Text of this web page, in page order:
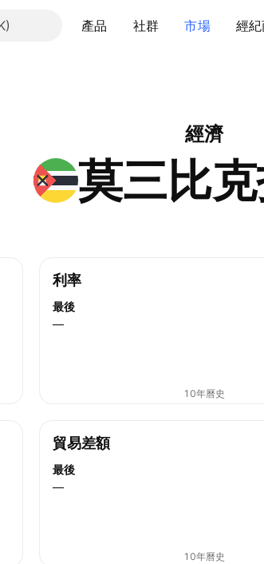
產品 社群 市場 經
經濟
莫三比
利率
最後
—
10年曆史
貿易差額
最後
—
10年曆史